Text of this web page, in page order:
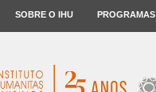
SOBRE O IHU PROGRAMAS